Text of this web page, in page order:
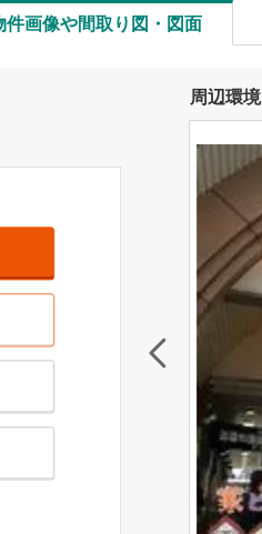
件画像や間取り図・図面
周辺環境